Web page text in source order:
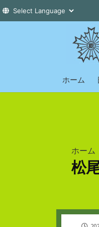
へ
ホーム
ホーム
松
公